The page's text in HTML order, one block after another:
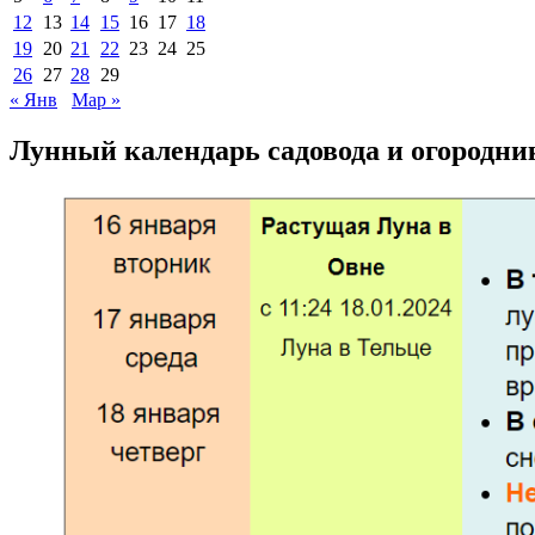
12
13 14 15 16 17 18
19 20 21 22 23 24 25
26 27 28 29
« Янв
Мар »
Лунный календарь садовода и